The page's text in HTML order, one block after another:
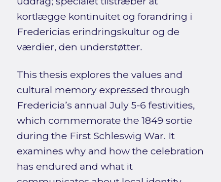
kortlægge kontinuitet og forandring i
Fredericias erindringskultur og de
værdier, den understøtter.
This thesis explores the values and
cultural memory expressed through
Fredericia’s annual July 5-6 festivities,
which commemorate the 1849 sortie
during the First Schleswig War. It
examines why and how the celebration
has endured and what it